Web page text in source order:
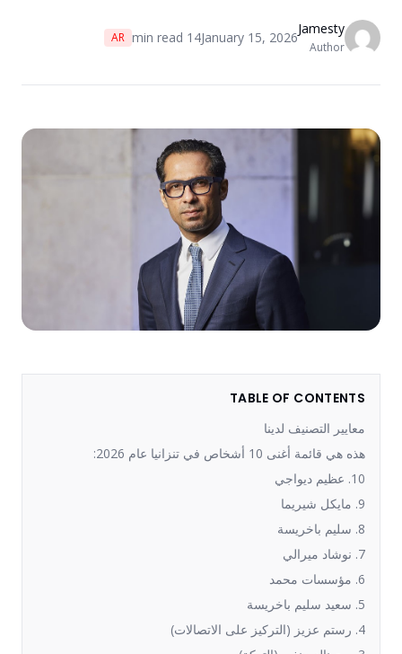
Jamesty
Author
January 15, 2026
14
min read
AR
TABLE OF CONTENTS
معايير التصنيف لدينا
هذه هي قائمة أغنى 10 أشخاص في تنزانيا عام 2026: